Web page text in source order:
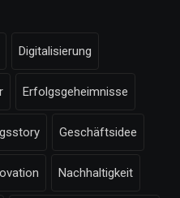
Digitalisierung
Erfolgsgeheimnisse
Geschäftsidee
Nachhaltigkeit